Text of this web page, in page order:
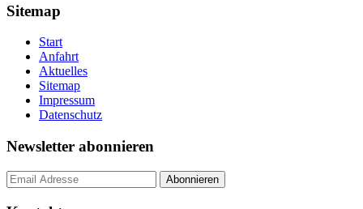
Sitemap
Start
Anfahrt
Aktuelles
Sitemap
Impressum
Datenschutz
Newsletter abonnieren